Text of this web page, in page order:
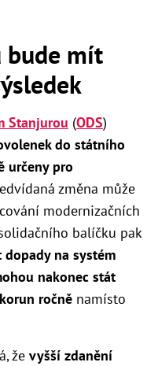
bude mít
Stanjurou (ODS)
do státního
určeny pro
změna může
modernizačních
balíčku pak
na systém
nakonec stát
ročně namísto
že vyšší zdanění